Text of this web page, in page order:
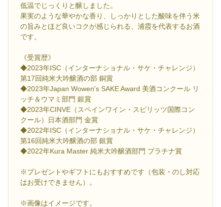
低温でじっくりと醸しました。
果実のような華やかな香り、しっかりとした酸味を伴う米
の旨みとほど良いコクが感じられる、浦霞を代表するお酒
です。
《受賞歴》
◆2023年ISC（インターナショナル・サケ・チャレンジ）
第17回純米大吟醸酒の部 銅賞
◆2023年Japan Wowen's SAKE Award 美酒コンクール リ
ッチ＆ウマミ部門 銀賞
◆2023年CINVE（スペインワイン・スピリッツ国際コン
クール）日本酒部門 金賞
◆2022年ISC（インターナショナル・サケ・チャレンジ）
第16回純米大吟醸酒の部 銀賞
◆2022年Kura Master 純米大吟醸酒部門 プラチナ賞
※プレゼントやギフトにもおすすめです（包装・のし対応
はお受けできません）。
※画像はイメージです。